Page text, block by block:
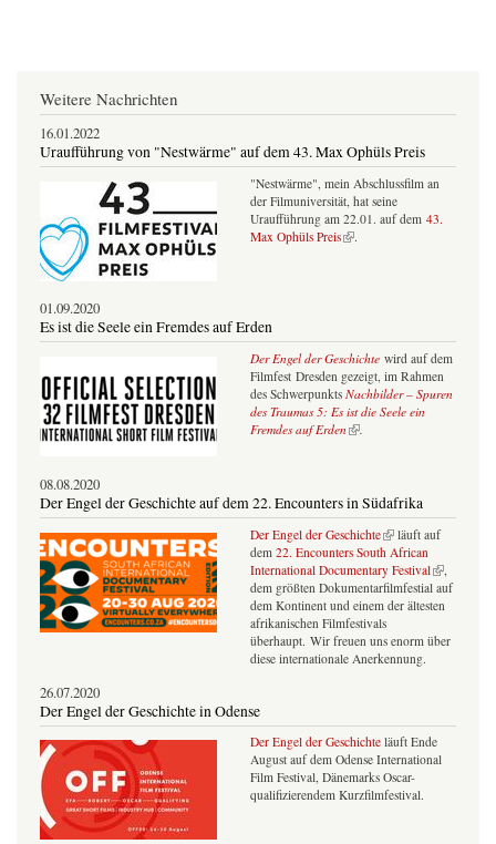
Weitere Nachrichten
16.01.2022
Uraufführung von "Nestwärme" auf dem 43. Max Ophüls Preis
"Nestwärme", mein Abschlussfilm an
der Filmuniversität, hat seine
Uraufführung am 22.01. auf dem 43.
Max Ophüls Preis
(Link ist extern) .
01.09.2020
Es ist die Seele ein Fremdes auf Erden
Der Engel der Geschichte wird auf dem
Filmfest Dresden gezeigt, im Rahmen
des Schwerpunkts Nachbilder – Spuren
des Traumas 5: Es ist die Seele ein
Fremdes auf Erden
(Link ist extern) .
08.08.2020
Der Engel der Geschichte auf dem 22. Encounters in Südafrika
Der Engel der Geschichte
(Link ist extern)
läuft auf
dem 22. Encounters South African
International Documentary Festival
(Link ist extern)
dem größten Dokumentarfilmfestial auf
dem Kontinent und einem der ältesten
afrikanischen Filmfestivals
überhaupt. Wir freuen uns enorm über
diese internationale Anerkennung.
26.07.2020
Der Engel der Geschichte in Odense
Der Engel der Geschichte läuft Ende
August auf dem Odense International
Film Festival, Dänemarks Oscar-
qualifizierendem Kurzfilmfestival.